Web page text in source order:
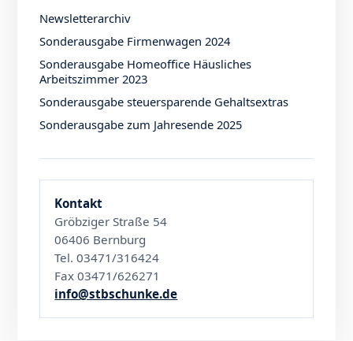
Newsletterarchiv
Sonderausgabe Firmenwagen 2024
Sonderausgabe Homeoffice Häusliches
Arbeitszimmer 2023
Sonderausgabe steuersparende Gehaltsextras
Sonderausgabe zum Jahresende 2025
Kontakt
Gröbziger Straße 54
06406 Bernburg
Tel. 03471/316424
Fax 03471/626271
info@stbschunke.de